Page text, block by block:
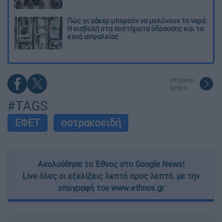
Πώς οι χάκερ μπορούν να μολύνουν το νερό:
Η εισβολή στα συστήματα ύδρευσης και τα
κενά ασφαλείας
επόμενο
άρθρο
#TAGS
ΕΦΕΤ οστρακοειδή
Ακολούθησε το Έθνος στο Google News!
Live όλες οι εξελίξεις λεπτό προς λεπτό, με την
υπογραφή του www.ethnos.gr